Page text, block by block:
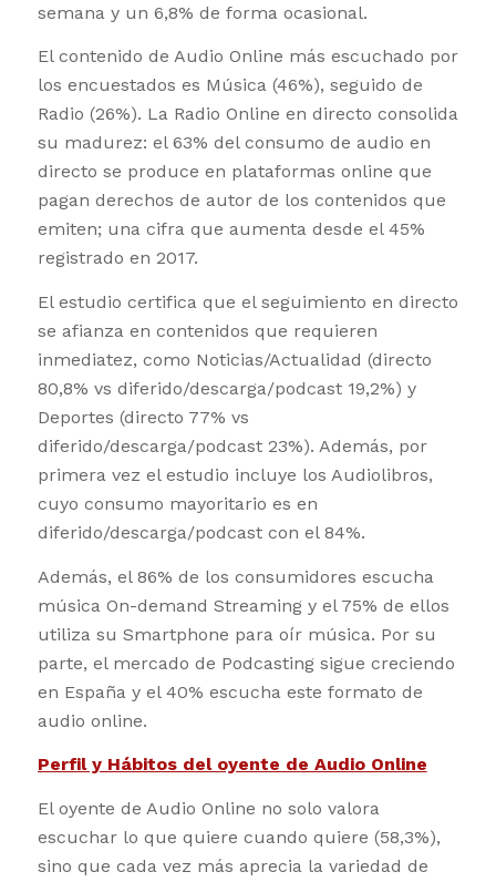
semana y un 6,8% de forma ocasional.
El contenido de Audio Online más escuchado por
los encuestados es Música (46%), seguido de
Radio (26%). La Radio Online en directo consolida
su madurez: el 63% del consumo de audio en
directo se produce en plataformas online que
pagan derechos de autor de los contenidos que
emiten; una cifra que aumenta desde el 45%
registrado en 2017.
El estudio certifica que el seguimiento en directo
se afianza en contenidos que requieren
inmediatez, como Noticias/Actualidad (directo
80,8% vs diferido/descarga/podcast 19,2%) y
Deportes (directo 77% vs
diferido/descarga/podcast 23%). Además, por
primera vez el estudio incluye los Audiolibros,
cuyo consumo mayoritario es en
diferido/descarga/podcast con el 84%.
Además, el 86% de los consumidores escucha
música On-demand Streaming y el 75% de ellos
utiliza su Smartphone para oír música. Por su
parte, el mercado de Podcasting sigue creciendo
en España y el 40% escucha este formato de
audio online.
Perfil y Hábitos del oyente de Audio Online
El oyente de Audio Online no solo valora
escuchar lo que quiere cuando quiere (58,3%),
sino que cada vez más aprecia la variedad de